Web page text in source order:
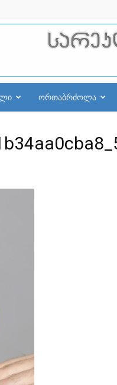
ორთაბრძოლა